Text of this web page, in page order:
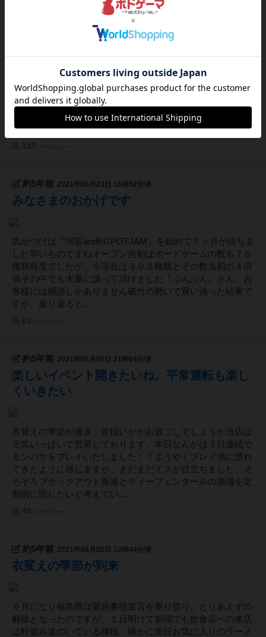
7月のお知らせ‼️今月も遊びまくりましょう、
マダミスもやるよ
マダミス体験会7月10日、24日受付11時から12時。12時スタ
ート15時解散となります参加費は500円（別途施設費）公演
予定作品は参加人数が少なく、難易度も低いものを予定参加
枠５〜７名マーダーミステリーツアー7月10日、24日受付15
時...
約5年前 2021年06月23日 16時52分頃
みなさまのおかげです
気がつけば『喫茶andBGPOTJAM』を始めて７ヶ月が経ちま
した早いものですねオープン当初はボードゲームの数も７０
種類程度でしたが、今現在は３０２種類とその数当初の４倍
強その中でも大量に譲って頂けました『ぶんぶん』さん、お
客様には感謝しかありません破竹の勢いで買い漁った結果で
すが、振り返ると...
約5年前 2021年06月06日 21時04分頃
楽しいイベント開きたいね。平常運転も楽し
くいきたい
衣替えの季節が過ぎ、皆様いかがお過ごしでしょうか当店は
元気いっぱいで営業しております。本日なんかは３日連続で
モンバサをプレイいたしました！！ようやくプレイ感に慣れ
てきたように感じますが、まだまだミスが目立ちました。そ
ろそろブラックアウト香港とティーフェンタールの酒場を定
期的に回したいと考えてい...
約5年前 2021年06月02日 12時44分頃
衣変えの季節が到来
６月になり福島県は緊急事態宣言を乗り切り、とりあえずの
解除となったのですが。１日明けて新聞でも飲食店への来店
は軒並み遠のいている模様。確かに先日お気に入りのラーメ